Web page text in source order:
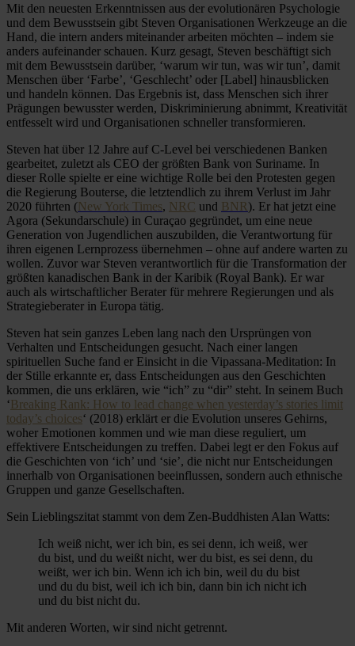
Mit den neuesten Erkenntnissen aus der evolutionären Psychologie
und dem Bewusstsein gibt Steven Organisationen Werkzeuge an die
Hand, die intern anders miteinander arbeiten möchten – indem sie
anders aufeinander schauen. Kurz gesagt, Steven beschäftigt sich
mit dem Bewusstsein darüber, ‘warum wir tun, was wir tun’, damit
Menschen über ‘Farbe’, ‘Geschlecht’ oder [Label] hinausblicken
und handeln können. Das Ergebnis ist, dass Menschen sich ihrer
Prägungen bewusster werden, Diskriminierung abnimmt, Kreativität
entfesselt wird und Organisationen schneller transformieren.
Steven hat über 12 Jahre auf C-Level bei verschiedenen Banken
gearbeitet, zuletzt als CEO der größten Bank von Suriname. In
dieser Rolle spielte er eine wichtige Rolle bei den Protesten gegen
die Regierung Bouterse, die letztendlich zu ihrem Verlust im Jahr
2020 führten (New York Times, NRC und BNR). Er hat jetzt eine
Agora (Sekundarschule) in Curaçao gegründet, um eine neue
Generation von Jugendlichen auszubilden, die Verantwortung für
ihren eigenen Lernprozess übernehmen – ohne auf andere warten zu
wollen. Zuvor war Steven verantwortlich für die Transformation der
größten kanadischen Bank in der Karibik (Royal Bank). Er war
auch als wirtschaftlicher Berater für mehrere Regierungen und als
Strategieberater in Europa tätig.
Steven hat sein ganzes Leben lang nach den Ursprüngen von
Verhalten und Entscheidungen gesucht. Nach einer langen
spirituellen Suche fand er Einsicht in die Vipassana-Meditation: In
der Stille erkannte er, dass Entscheidungen aus den Geschichten
kommen, die uns erklären, wie “ich” zu “dir” steht. In seinem Buch
‘Breaking Rank: How to lead change when yesterday’s stories limit
today’s choices‘ (2018) erklärt er die Evolution unseres Gehirns,
woher Emotionen kommen und wie man diese reguliert, um
effektivere Entscheidungen zu treffen. Dabei legt er den Fokus auf
die Geschichten von ‘ich’ und ‘sie’, die nicht nur Entscheidungen
innerhalb von Organisationen beeinflussen, sondern auch ethnische
Gruppen und ganze Gesellschaften.
Sein Lieblingszitat stammt von dem Zen-Buddhisten Alan Watts:
Ich weiß nicht, wer ich bin, es sei denn, ich weiß, wer
du bist, und du weißt nicht, wer du bist, es sei denn, du
weißt, wer ich bin. Wenn ich ich bin, weil du du bist
und du du bist, weil ich ich bin, dann bin ich nicht ich
und du bist nicht du.
Mit anderen Worten, wir sind nicht getrennt.